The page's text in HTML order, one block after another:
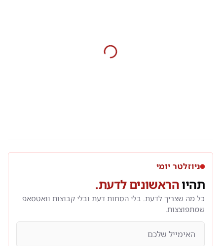
ניוזלטר יומי
תהיוהראשונים לדעת.
כל מה שצריך לדעת. בלי הסחות דעת ובלי קבוצות וואטסאפ
שמתפוצצות.